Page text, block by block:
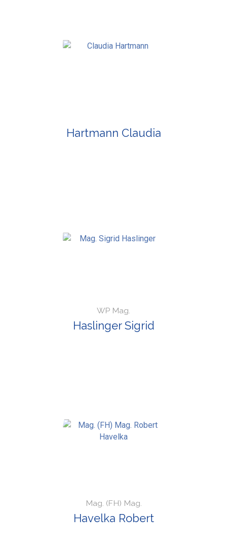
Hartmann Claudia
WP Mag.
Haslinger Sigrid
Mag. (FH) Mag.
Havelka Robert